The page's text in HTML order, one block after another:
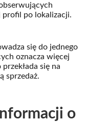
profil po lokalizacji.
się do jednego
oznacza więcej
się na
sprzedaż.
o